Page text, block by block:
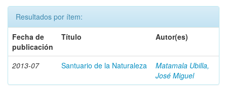
Resultados por ítem:
Fecha de
publicación
Título Autor(es)
2013-07 Santuario de la Naturaleza
Matamala Ubilla,
José Miguel